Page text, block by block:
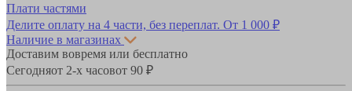
Плати частями
Делите оплату на 4 части, без переплат. От 1 000 ₽
Наличие в магазинах
Доставим вовремя или бесплатно
Сегодняот 2-х часовот 90 ₽